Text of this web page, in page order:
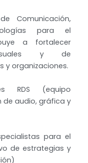
Comunicación,
para el
a fortalecer
y de
y organizaciones.
RDS (equipo
de audio, gráfica y
para el
de estrategias y